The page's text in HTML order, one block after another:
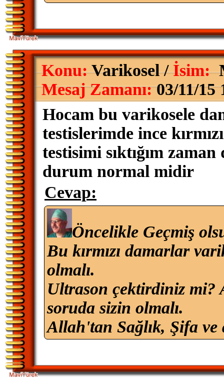
Konu:Varikosel /İsim:
Mesaj Zamanı:03/11/15
Hocam bu varikosele
testislerimde ince
testisimi sıktığım
durum normal midir
Cevap:
Öncelikle Geçmiş
Bu kırmızı damarlar
olmalı.
Ultrason çektirdiniz mi?
soruda sizin olmalı.
Allah'tan Sağlık, Şifa